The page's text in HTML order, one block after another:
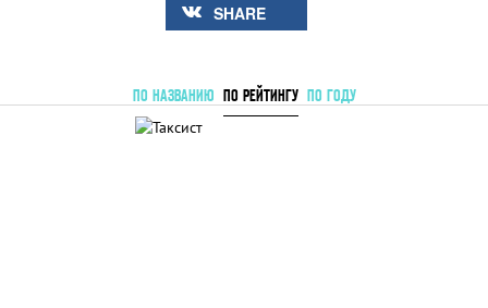
SHARE
ПО НАЗВАНИЮ ПО РЕЙТИНГУ ПО ГОДУ